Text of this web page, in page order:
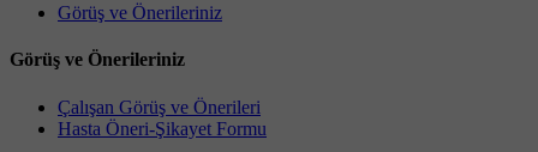
Görüş ve Önerileriniz
Görüş ve Önerileriniz
Çalışan Görüş ve Önerileri
Hasta Öneri-Şikayet Formu